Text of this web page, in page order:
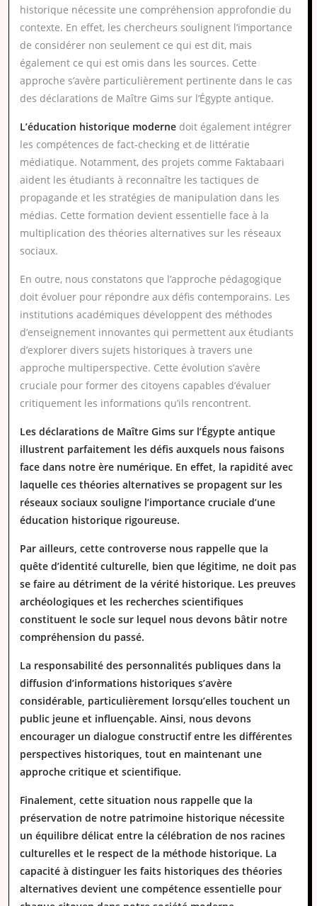
historique nécessite une compréhension approfondie du
contexte. En effet, les chercheurs soulignent l’importance
de considérer non seulement ce qui est dit, mais
également ce qui est omis dans les sources. Cette
approche s’avère particulièrement pertinente dans le cas
des déclarations de Maître Gims sur l’Égypte antique.
L’éducation historique moderne doit également intégrer
les compétences de fact-checking et de littératie
médiatique. Notamment, des projets comme Faktabaari
aident les étudiants à reconnaître les tactiques de
propagande et les stratégies de manipulation dans les
médias. Cette formation devient essentielle face à la
multiplication des théories alternatives sur les réseaux
sociaux.
En outre, nous constatons que l’approche pédagogique
doit évoluer pour répondre aux défis contemporains. Les
institutions académiques développent des méthodes
d’enseignement innovantes qui permettent aux étudiants
d’explorer divers sujets historiques à travers une
approche multiperspective. Cette évolution s’avère
cruciale pour former des citoyens capables d’évaluer
critiquement les informations qu’ils rencontrent.
Les déclarations de Maître Gims sur l’Égypte antique
illustrent parfaitement les défis auxquels nous faisons
face dans notre ère numérique. En effet, la rapidité avec
laquelle ces théories alternatives se propagent sur les
réseaux sociaux souligne l’importance cruciale d’une
éducation historique rigoureuse.
Par ailleurs, cette controverse nous rappelle que la
quête d’identité culturelle, bien que légitime, ne doit pas
se faire au détriment de la vérité historique. Les preuves
archéologiques et les recherches scientifiques
constituent le socle sur lequel nous devons bâtir notre
compréhension du passé.
La responsabilité des personnalités publiques dans la
diffusion d’informations historiques s’avère
considérable, particulièrement lorsqu’elles touchent un
public jeune et influençable. Ainsi, nous devons
encourager un dialogue constructif entre les différentes
perspectives historiques, tout en maintenant une
approche critique et scientifique.
Finalement, cette situation nous rappelle que la
préservation de notre patrimoine historique nécessite
un équilibre délicat entre la célébration de nos racines
culturelles et le respect de la méthode historique. La
capacité à distinguer les faits historiques des théories
alternatives devient une compétence essentielle pour